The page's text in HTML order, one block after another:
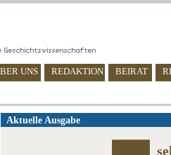
UNS REDAKTION BEIRAT
Aktuelle Ausgabe